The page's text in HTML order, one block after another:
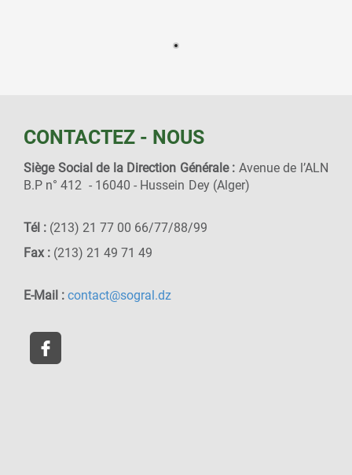
CONTACTEZ - NOUS
Siège Social de la Direction Générale : Avenue de l’ALN
B.P n° 412 - 16040 - Hussein Dey (Alger)
Tél : (213) 21 77 00 66/77/88/99
Fax : (213) 21 49 71 49
E-Mail : contact@sogral.dz